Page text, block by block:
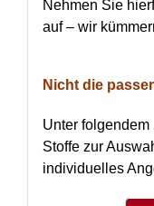
Nehmen Sie
auf – wir
Nicht die
Unter
Stoffe zur
individuelles